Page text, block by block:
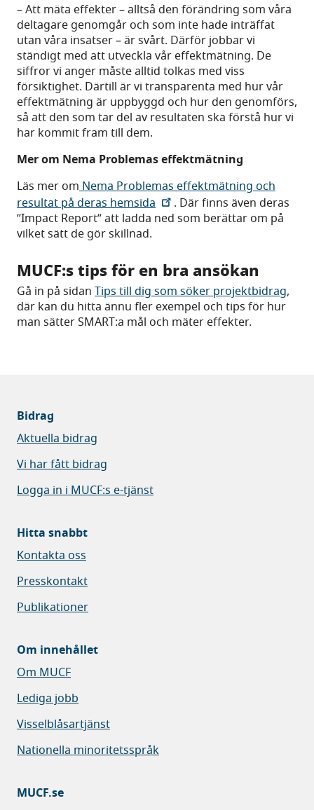
– Att mäta effekter – alltså den förändring som våra
deltagare genomgår och som inte hade inträffat
utan våra insatser – är svårt. Därför jobbar vi
ständigt med att utveckla vår effektmätning. De
siffror vi anger måste alltid tolkas med viss
försiktighet. Därtill är vi transparenta med hur vår
effektmätning är uppbyggd och hur den genomförs,
så att den som tar del av resultaten ska förstå hur vi
har kommit fram till dem.
Mer om Nema Problemas effektmätning
Läs mer omNema Problemas effektmätning och
resultat på deras hemsida
. Där finns även deras
”Impact Report” att ladda ned som berättar om på
vilket sätt de gör skillnad.
MUCF:s tips för en bra ansökan
Gå in på sidan Tips till dig som söker projektbidrag,
där kan du hitta ännu fler exempel och tips för hur
man sätter SMART:a mål och mäter effekter.
Bidrag
Aktuella bidrag
Vi har fått bidrag
Logga in i MUCF:s e-tjänst
Hitta snabbt
Kontakta oss
Presskontakt
Publikationer
Om innehållet
Om MUCF
Lediga jobb
Visselblåsartjänst
Nationella minoritetsspråk
MUCF.se